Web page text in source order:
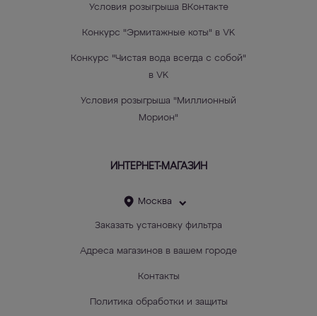
Условия розыгрыша ВКонтакте
Конкурс "Эрмитажные коты" в VK
Конкурс "Чистая вода всегда с собой"
в VK
Условия розыгрыша "Миллионный
Морион"
ИНТЕРНЕТ-МАГАЗИН
Москва
Заказать установку фильтра
Адреса магазинов в вашем городе
Контакты
Политика обработки и защиты